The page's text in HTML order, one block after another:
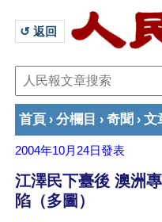
↺ 返回
首頁 › 分欄目 › 奇聞 › 文
2004年10月24日發表
江澤民下臺後 澳洲
陷（多圖）